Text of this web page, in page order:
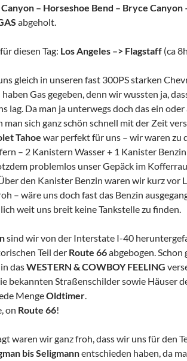
– Horseshoe Bend – Bryce Canyon
abgeholt.
diesen Tag: Los Angeles –> Flagstaff (ca
gleich in unseren fast 300PS starken
Gas gegeben, denn wir wussten ja,
lag. Da man ja unterwegs doch das ein
man sich ganz schön schnell mit der Zeit
Tahoe war perfekt für uns – wir waren zu
– 2 Kanistern Wasser + 1 Kanister
problemlos unser Gepäck im
den Kanister Benzin waren wir kurz vor
– wäre uns doch fast das Benzin
weit uns breit keine Tankstelle zu finden.
sind wir von der Interstate I-40
Teil der Route 66abgebogen. Schon
dasWESTERN & COWBOY FEELING
bekannten Straßenschilder sowie Häuser
MengeOldtimer.
on Route 66!
waren wir ganz froh, dass wir uns für den
bis Seligmannentschieden haben, da